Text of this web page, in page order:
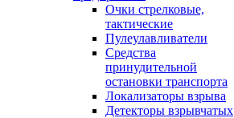
Очки стрелковые,
тактические
Пулеулавливатели
Средства
принудительной
остановки транспорта
Локализаторы взрыва
Детекторы взрывчатых